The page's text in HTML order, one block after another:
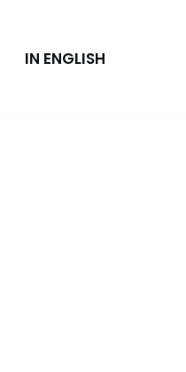
IN ENGLISH